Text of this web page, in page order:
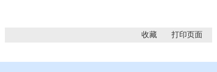
收藏